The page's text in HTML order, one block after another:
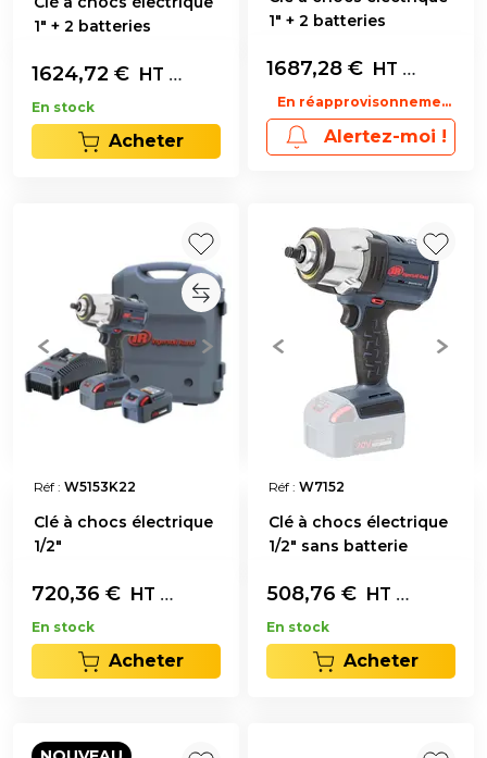
1" + 2 batteries
1624,72 € HT L'unité
En stock
Acheter
1" + 2 batteries
1687,28 € HT L'unité
En réapprovisonnement
Alertez-moi !
Réf : W5153K22
Clé à chocs électrique
1/2"
720,36 € HT L'unité
En stock
Acheter
Réf : W7152
Clé à chocs électrique
1/2" sans batterie
508,76 € HT L'unité
En stock
Acheter